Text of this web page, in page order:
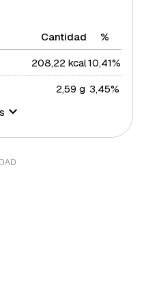
Cantidad
%
208,22 kcal10,41%
2,59 g 3,45%
7,88 g 15,76%